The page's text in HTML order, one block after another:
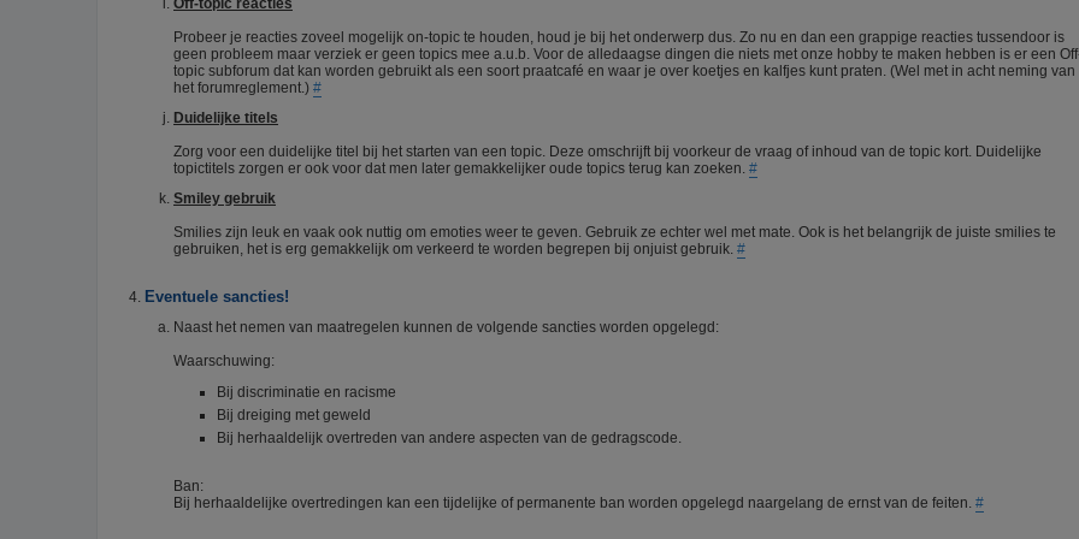
Probeer je reacties zoveel mogelijk on-topic te houden, houd je bij het onderwerp dus. Zo nu en dan een grappige reacties tussendoor is
geen probleem maar verziek er geen topics mee a.u.b. Voor de alledaagse dingen die niets met onze hobby te maken hebben is er een
topic subforum dat kan worden gebruikt als een soort praatcafé en waar je over koetjes en kalfjes kunt praten. (Wel met in acht neming van
het forumreglement.) #
Duidelijke titels
Zorg voor een duidelijke titel bij het starten van een topic. Deze omschrijft bij voorkeur de vraag of inhoud van de topic kort. Duidelijke
topictitels zorgen er ook voor dat men later gemakkelijker oude topics terug kan zoeken. #
Smiley gebruik
Smilies zijn leuk en vaak ook nuttig om emoties weer te geven. Gebruik ze echter wel met mate. Ook is het belangrijk de juiste smilies te
gebruiken, het is erg gemakkelijk om verkeerd te worden begrepen bij onjuist gebruik. #
Eventuele sancties!
Naast het nemen van maatregelen kunnen de volgende sancties worden opgelegd:
Waarschuwing:
Bij discriminatie en racisme
Bij dreiging met geweld
Bij herhaaldelijk overtreden van andere aspecten van de gedragscode.
Ban:
Bij herhaaldelijke overtredingen kan een tijdelijke of permanente ban worden opgelegd naargelang de ernst van de feiten. #